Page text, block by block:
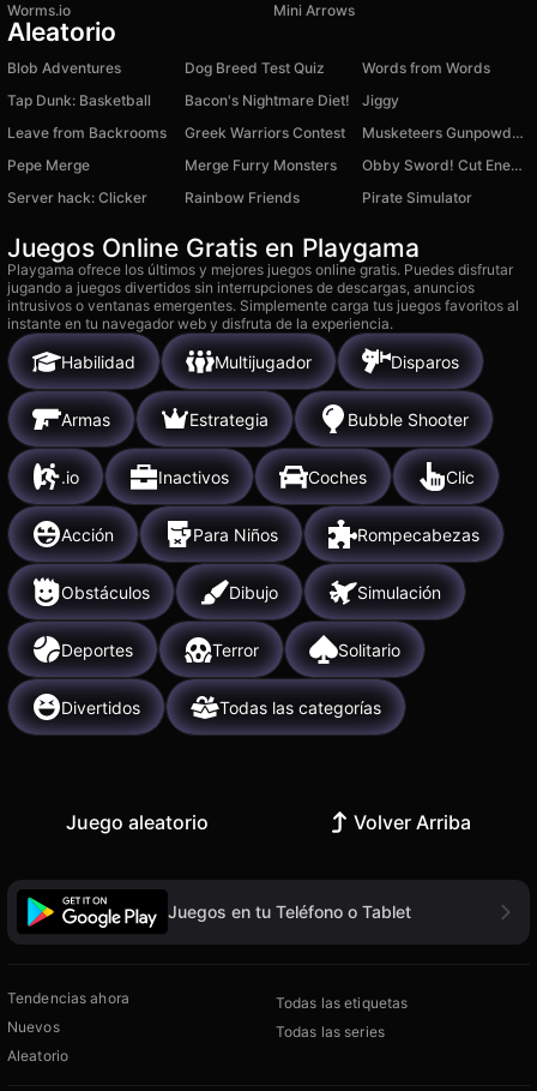
Worms.io
Mini Arrows
Aleatorio
Blob Adventures Dog Breed Test Quiz
Words from Words
Tap Dunk: Basketball
Bacon's Nightmare Diet!
Jiggy
Leave from Backrooms
Greek Warriors Contest
Musketeers Gunpowder vs Steel
Pepe Merge
Merge Furry Monsters
Obby Sword! Cut Enemies at Blocks Arena!
Server hack: Clicker
Rainbow Friends Pirate Simulator
Juegos Online Gratis en Playgama
Playgama ofrece los últimos y mejores juegos online gratis. Puedes disfrutar
jugando a juegos divertidos sin interrupciones de descargas, anuncios
intrusivos o ventanas emergentes. Simplemente carga tus juegos favoritos al
instante en tu navegador web y disfruta de la experiencia.
Habilidad Multijugador Disparos
Armas Estrategia Bubble Shooter
.io Inactivos Coches Clic
Acción Para Niños Rompecabezas
Obstáculos Dibujo Simulación
Deportes Terror Solitario
Divertidos Todas las categorías
Juego aleatorio Volver Arriba
Juegos en tu Teléfono o Tablet
Tendencias ahora
Nuevos
Aleatorio
Todas las etiquetas
Todas las series